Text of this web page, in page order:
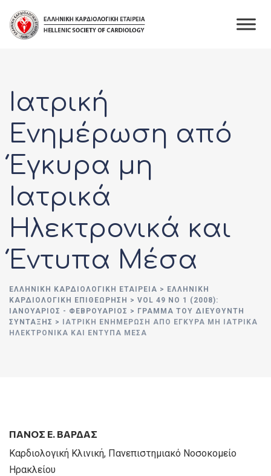
content
Ιατρική
Ενημέρωση από
Έγκυρα μη
Ιατρικά
Ηλεκτρονικά και
Έντυπα Μέσα
ΕΛΛΗΝΙΚΉ ΚΑΡΔΙΟΛΟΓΙΚΉ ΕΤΑΙΡΕΊΑ > ΕΛΛΗΝΙΚΗ
ΚΑΡΔΙΟΛΟΓΙΚΗ ΕΠΙΘΕΩΡΗΣΗ > VOL 49 NO 1 (2008):
ΙΑΝΟΥΆΡΙΟΣ - ΦΕΒΡΟΥΆΡΙΟΣ > ΓΡΑΜΜΑ ΤΟΥ ΔΙΕΥΘΥΝΤΗ
ΣΥΝΤΑΞΗΣ >
ΙΑΤΡΙΚΉ ΕΝΗΜΈΡΩΣΗ ΑΠΌ ΈΓΚΥΡΑ ΜΗ ΙΑΤΡΙΚΆ
ΗΛΕΚΤΡΟΝΙΚΆ ΚΑΙ ΈΝΤΥΠΑ ΜΈΣΑ
ΠΑΝΟΣ Ε. ΒΑΡΔΑΣ
Καρδιολογική Κλινική, Πανεπιστημιακό Νοσοκομείο
Ηρακλείου